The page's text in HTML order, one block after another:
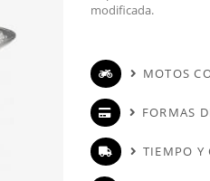
modificada.
MOTOS
FORMAS
TIEMPO Y